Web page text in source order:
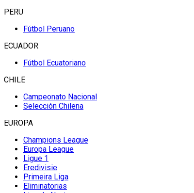
PERU
Fútbol Peruano
ECUADOR
Fútbol Ecuatoriano
CHILE
Campeonato Nacional
Selección Chilena
EUROPA
Champions League
Europa League
Ligue 1
Eredivisie
Primeira Liga
Eliminatorias